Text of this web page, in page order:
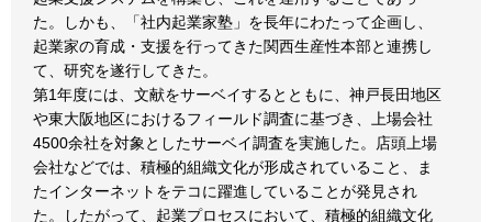
た。しかも、「社内起業家塾」を長年にわたって企画し、
起業家の育成・支援を行ってきた関西生産性本部と連携し
て、研究を遂行してきた。
第1年度には、文献をサーベイするとともに、神戸長田地区
や東大阪地区におけるフィールド調査に基づき、上場会社
4500余社を対象としたサーベイ調査を実施した。店頭上場
会社などでは、積極的組織文化が形成されていること、ま
たインターネットをテコに躍進していることが発見され
た。したがって、起業プロセスにおいて、積極的組織文化